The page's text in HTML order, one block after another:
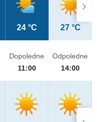
24 °C 27 °C
Dopoledne
11:00
Odpoledne
14:00